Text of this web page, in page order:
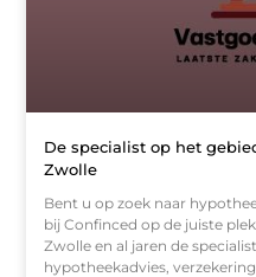
De specialist op het
Zwolle
Bent u op zoek naar
bij Confinced op de juiste
Zwolle en al jaren de
hypotheekadvies,